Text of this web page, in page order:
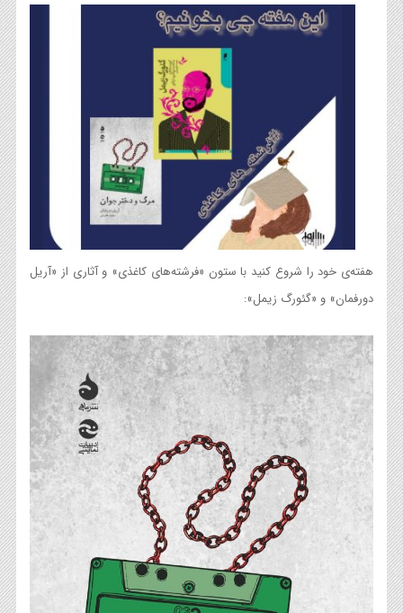
هفته‌ی خود را شروع کنید با ستون «فرشته‌های کاغذی» و آثاری از «آریل
دورفمان» و «گئورگ‌ زیمل»: